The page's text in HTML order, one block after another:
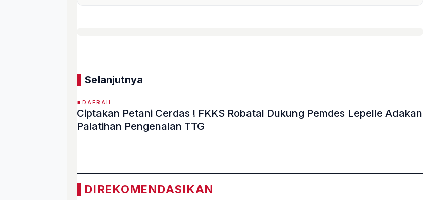
Selanjutnya
DAERAH
Ciptakan Petani Cerdas ! FKKS Robatal Dukung Pemdes Lepelle Adakan
Palatihan Pengenalan TTG
DIREKOMENDASIKAN